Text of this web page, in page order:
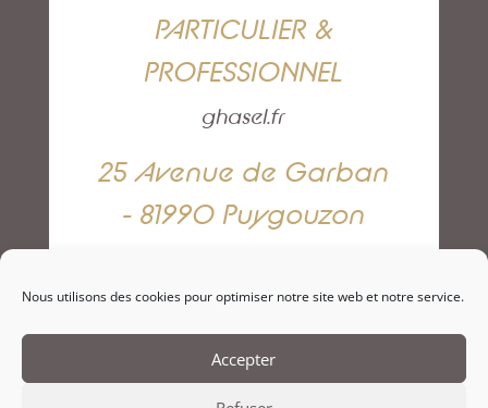
Nous utilisons des cookies pour optimiser notre site web et notre service.
Accepter
PARTICULIER &
PROFESSIONNEL
ghasel.fr
25 Avenue de Garban
- 81990 Puygouzon